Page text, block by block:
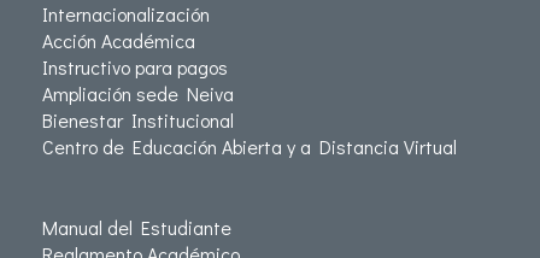
Internacionalización
Acción Académica
Instructivo para pagos
Ampliación sede Neiva
Bienestar Institucional
Centro de Educación Abierta y a Distancia Virtual
Manual del Estudiante